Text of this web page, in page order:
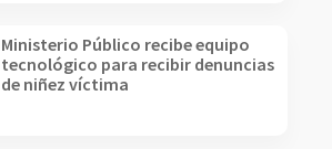
Ministerio Público recibe equipo
tecnológico para recibir denuncias
de niñez víctima